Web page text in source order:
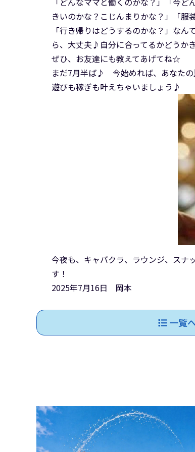
きいのかな？こじんまりかな？」「服
「行き帰りはどうするのかな？」な
ら、大丈夫♪自分に合ってるかどうか
ぜひ、お友達にも教えてあげてね☆
まだ7月半ば♪ 今始めれば、あなたの
遊びも稼ぎも叶えちゃいましょう♪
今夜も、キャバクラ、ラウンジ、スナ
す！
2025年7月16日 岡本
一覧